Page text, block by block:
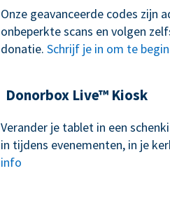
Onze geavanceerde codes zijn
onbeperkte scans en volgen
donatie. Schrijf je in om te
Donorbox Live™ Kiosk
Verander je tablet in een
in tijdens evenementen, in je
info